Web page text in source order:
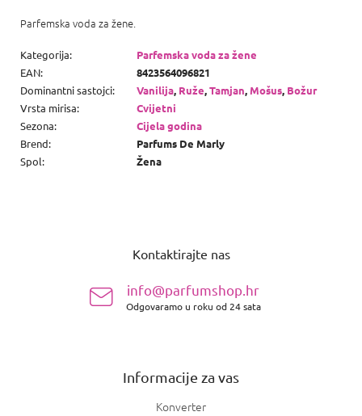
Parfemska voda za žene.
Kategorija:
Parfemska voda za žene
EAN:
8423564096821
Dominantni sastojci: Vanilija, Ruže,Tamjan,Mošus, Božur
Vrsta mirisa:
Cvijetni
Sezona:
Cijela godina
Brend:
Parfums De Marly
Spol: Žena
Kontaktirajte nas
info@parfumshop.hr
Odgovaramo u roku od 24 sata
Informacije za vas
Konverter